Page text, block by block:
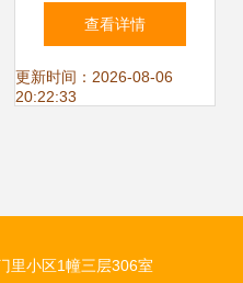
设计重塑品牌形
象，打造企业视觉
查看详情
更新时间：2026-08-06
20:22:33
里小区1幢三层306室